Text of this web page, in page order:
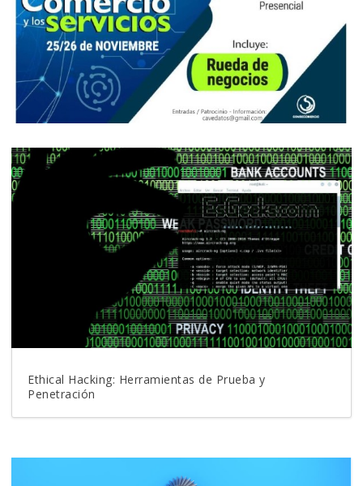
Ethical Hacking: Herramientas de Prueba y
Penetración